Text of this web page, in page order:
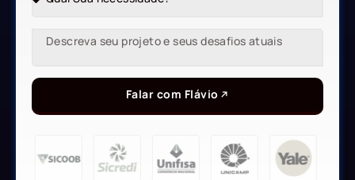
Falar com Flávio